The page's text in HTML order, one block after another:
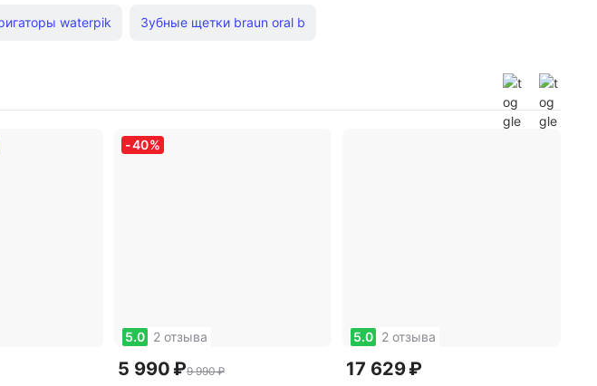
waterpik Зубные щетки braun oral b
зубные центры Дешевые электрические зубные щетки
Электрические зубные щетки Longa Vita
-40%
5.0 2 отзыва
5 990 ₽9 990 ₽
5.0 2 отзыва
17 629 ₽